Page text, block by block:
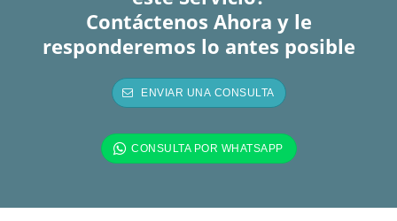
Contáctenos Ahora y le
responderemos lo antes posible